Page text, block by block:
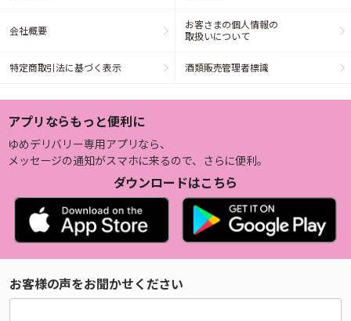
会社概要
お客さまの個人情報の
取扱いについて
特定商取引法に基づく表示 酒類販売管理者標識
アプリならもっと便利に
ゆめデリバリー専用アプリなら、
メッセージの通知がスマホに来るので、さらに便利。
ダウンロードはこちら
お客様の声をお聞かせください